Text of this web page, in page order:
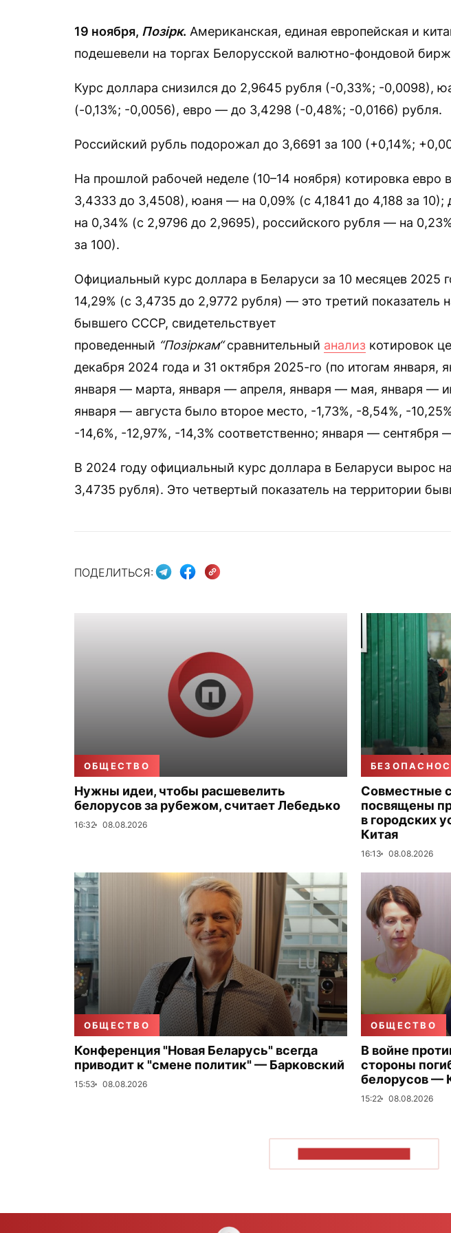
19 ноября, Позірк. Американская, единая европейская и
подешевели на торгах Белорусской валютно-фондовой
Курс доллара снизился до 2,9645 рубля (-0,33%; -0,0098),
(-0,13%; -0,0056), евро — до 3,4298 (-0,48%; -0,0166) рубля.
Российский рубль подорожал до 3,6691 за 100 (+0,14%;
На прошлой рабочей неделе (10–14 ноября) котировка евро
3,4333 до 3,4508), юаня — на 0,09% (с 4,1841 до 4,188 за
на 0,34% (с 2,9796 до 2,9695), российского рубля — на
за 100).
Официальный курс доллара в Беларуси за 10 месяцев 2025
14,29% (с 3,4735 до 2,9772 рубля) — это третий показатель
бывшего СССР, свидетельствует
проведенный “Позіркам“сравнительный анализ котировок
декабря 2024 года и 31 октября 2025-го (по итогам января,
января — марта, января — апреля, января — мая, января —
января — августа было второе место, -1,73%, -8,54%, -
-14,6%, -12,97%, -14,3% соответственно; января — сентября
В 2024 году официальный курс доллара в Беларуси вырос
3,4735 рубля). Это четвертый показатель на территории
ПОДЕЛИТЬСЯ:
ОБЩЕСТВО
Нужны идеи, чтобы расшевелить
белорусов за рубежом, считает Лебедько
16:32 08.08.2026
Совместные
посвящены
в городских
Китая
16:13 08.08.2026
ОБЩЕСТВО
Конференция "Новая Беларусь" всегда
приводит к "смене политик" — Барковский
15:53 08.08.2026
ОБЩЕСТВО
В войне
стороны
белорусов —
15:22 08.08.2026